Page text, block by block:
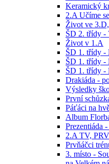
Keramický
2.A Učíme
Život ve
ŠD 2. třídy -
Život v 1.A
ŠD 1. třídy -
ŠD 1. třídy -
ŠD 1. třídy -
Drakiáda -
Výsledky
První
Páťáci na
Album
Prezentiáda
2.A TV,
Prvňáčci
3. místo -